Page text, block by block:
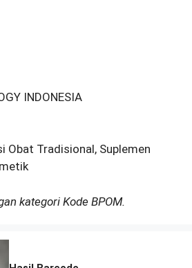
INDONESIA
Obat Tradisional, Suplemen
kategori Kode BPOM.